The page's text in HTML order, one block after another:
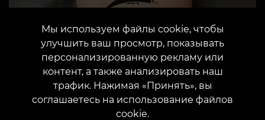
Почему стоит
Мы используем файлы cookie, чтобы
улучшить ваш просмотр, показывать
персонализированную рекламу или
контент, а также анализировать наш
трафик. Нажимая «Принять», вы
соглашаетесь на использование файлов
cookie.